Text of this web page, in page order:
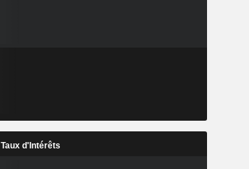
Taux d'Intérêts